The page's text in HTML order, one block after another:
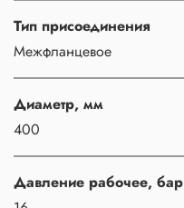
Тип присоединения
Межфланцевое
Диаметр, мм
400
Давление рабочее, бар